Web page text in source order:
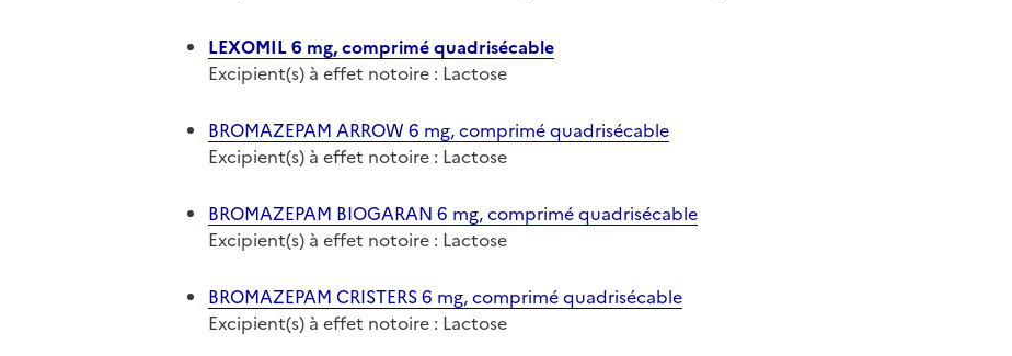
LEXOMIL 6 mg, comprimé quadrisécable
Excipient(s) à effet notoire : Lactose
BROMAZEPAM ARROW 6 mg, comprimé quadrisécable
Excipient(s) à effet notoire : Lactose
BROMAZEPAM BIOGARAN 6 mg, comprimé quadrisécable
Excipient(s) à effet notoire : Lactose
BROMAZEPAM CRISTERS 6 mg, comprimé quadrisécable
Excipient(s) à effet notoire : Lactose